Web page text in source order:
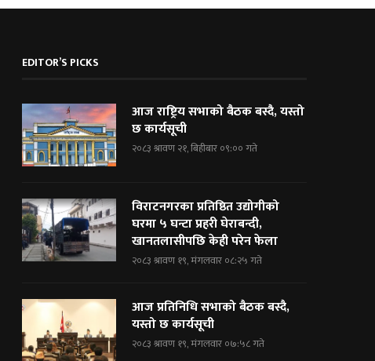
EDITOR’S PICKS
आज राष्ट्रिय सभाको बैठक बस्दै, यस्तो
छ कार्यसूची
२०८३ श्रावण २१, बिहीबार ०९:०० गते
विराटनगरका प्रतिष्ठित उद्योगीको
घरमा ५ घन्टा प्रहरी घेराबन्दी,
खानतलासीपछि केही परेन फेला
२०८३ श्रावण १९, मंगलवार ०८:२५ गते
आज प्रतिनिधि सभाको बैठक बस्दै,
यस्तो छ कार्यसूची
२०८३ श्रावण १९, मंगलवार ०७:५८ गते